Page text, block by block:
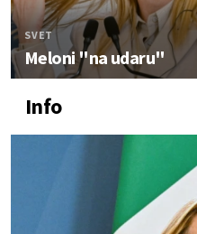
SVET
Meloni "na udaru"
Info